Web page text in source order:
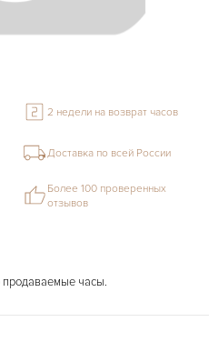
продаваемые часы.
2 недели на возврат часов
Доставка по всей России
Более 100 проверенных
отзывов